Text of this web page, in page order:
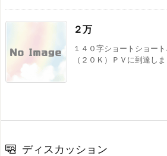
２万
１４０字ショートショー
（２０Ｋ）ＰＶに到達し
ディスカッション